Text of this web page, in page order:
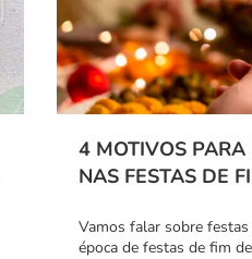
4 MOTIVOS PARA
NAS FESTAS DE
Vamos falar sobre
época de festas de fim